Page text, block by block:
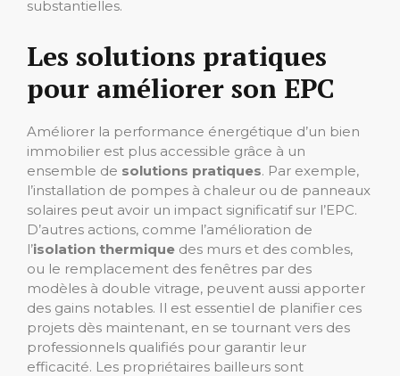
substantielles.
Les solutions pratiques
pour améliorer son EPC
Améliorer la performance énergétique d’un bien
immobilier est plus accessible grâce à un
ensemble de solutions pratiques. Par exemple,
l’installation de pompes à chaleur ou de panneaux
solaires peut avoir un impact significatif sur l’EPC.
D’autres actions, comme l’amélioration de
l’isolation thermique des murs et des combles,
ou le remplacement des fenêtres par des
modèles à double vitrage, peuvent aussi apporter
des gains notables. Il est essentiel de planifier ces
projets dès maintenant, en se tournant vers des
professionnels qualifiés pour garantir leur
efficacité. Les propriétaires bailleurs sont